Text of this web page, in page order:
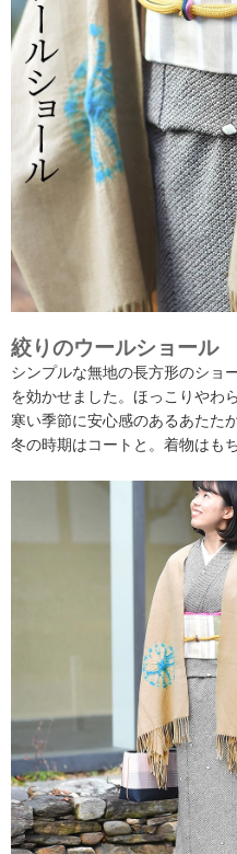
絞りのウールショール
シンプルな無地の長方形のショ
を効かせました。ほっこりやわ
寒い季節に安心感のあるあたた
冬の時期はコートと。着物はも